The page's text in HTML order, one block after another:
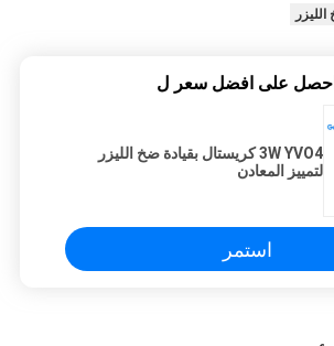
احصل على افضل سعر ل
3W YVO4 كريستال بقيادة ضخ الليزر
لتمييز المعادن
استمر